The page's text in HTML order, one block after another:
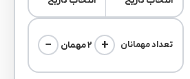
تعداد مهمانان − ۲ مهمان +